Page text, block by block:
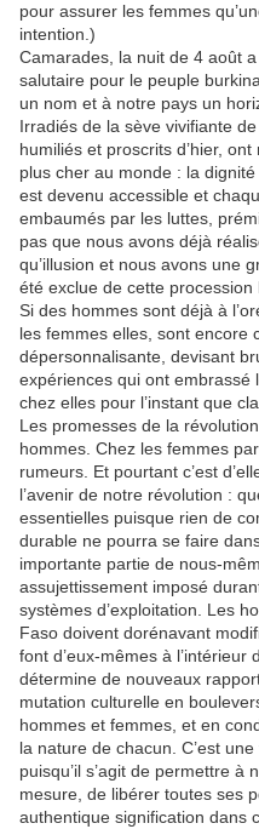
pour assurer les femmes
intention.)
Camarades, la nuit de 4 août
salutaire pour le peuple
un nom et à notre pays un
Irradiés de la sève vivifiante
humiliés et proscrits d’hier,
plus cher au monde : la
est devenu accessible et
embaumés par les luttes,
pas que nous avons déjà
qu’illusion et nous avons une
été exclue de cette procession
Si des hommes sont déjà à
les femmes elles, sont encore
dépersonnalisante, devisant
expériences qui ont embrassé
chez elles pour l’instant que
Les promesses de la
hommes. Chez les femmes
rumeurs. Et pourtant c’est
l’avenir de notre révolution :
essentielles puisque rien de
durable ne pourra se faire
importante partie de nous-
assujettissement imposé
systèmes d’exploitation. Les
Faso doivent dorénavant
font d’eux-mêmes à l’intérieur
détermine de nouveaux
mutation culturelle en
hommes et femmes, et en
la nature de chacun. C’est
puisqu’il s’agit de permettre
mesure, de libérer toutes ses
authentique signification dans